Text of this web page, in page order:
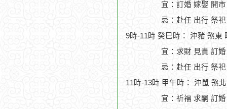
宜：訂婚 嫁娶 開
忌：赴任 出行 祭
9時-11時 癸巳時： 沖豬 煞東
宜：求財 見貴 訂
忌：赴任 出行 祭
11時-13時 甲午時： 沖鼠 煞
宜：祈福 求嗣 訂